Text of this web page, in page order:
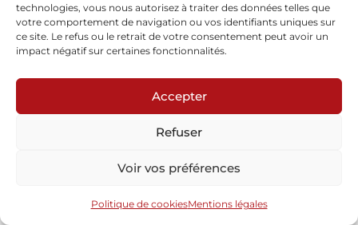
technologies, vous nous autorisez à traiter des données telles que
votre comportement de navigation ou vos identifiants uniques sur
ce site. Le refus ou le retrait de votre consentement peut avoir un
impact négatif sur certaines fonctionnalités.
Accepter
Refuser
Voir vos préférences
Politique de cookiesMentions légales